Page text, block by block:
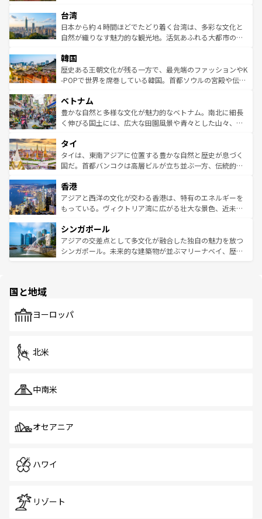
ならではの贅沢な旅のスタイルだ。 なお、新着のアメリカ
情報はコンテンツ一覧を参照してほしい。
れるおもてなしの心で訪れる人々を迎えてくれるハワイの
人々、おいしいローカルフードやハワイアンミュージッ
ク、伝統的なフラダンスなど、すべてがハワイの魅力を彩
ワイを、存分に味わってほしい。 なお、新着のハワイ情報
はコンテンツ一覧を参照してほしい。
リアリーフや大陸中央部にそびえるウルル（エアーズロッ
ク）、タスマニアの美しい原生林やケアンズの熱帯雨林な
ど、見どころがたくさん。また、カフェやワイン、オージ
いる。アクティビティも充実しており、サーフィンやダイ
ビング、ハイキングなど、アウトドア好きにはたまらな
い。オーストラリアの多彩な魅力を存分に味わいつくそ
参照してほしい。
台湾
日本から約４時間ほどでたどり着く台湾は、多彩な文化と
自然が織りなす魅力的な観光地。活気あふれる大都市の台
ン）、静ひつな山岳地帯である台湾東部など、都市の喧騒
と山間の静けさが共存しており、訪れる人に新しい発見と
驚きをもたらしてくれる。また、奥深い台湾の食文化も魅
容にもいいと評判のスイーツなど、バラエティ豊かな料理
が味わえる。 なお、新着の台湾情報は コンテンツ一覧を参
照してほしい。
韓国
歴史ある王朝文化が残る一方で、最先端のファッションやK
-POPで世界を席巻している韓国。首都ソウルの宮殿や伝統
き、地方に足を延ばせば四季折々の自然美を楽しむことが
できる。そして、キムチや焼肉、絶品のストリートフード
まで、さまざまな韓国料理が待っている。夜には、韓国な
リティに包まれながら、韓国の多彩な魅力を心ゆくまで味
わってみてほしい。 なお、新着の韓国情報はコンテンツ一
覧を参照してほしい。
ベトナム
豊かな自然と多様な文化が魅力的なベトナム。南北に細長
く伸びる国土には、広大な田園風景や青々とした山々、世
急速な発展と共に伝統が息づく。ハノイの古い町並みやホ
ーチミン市のフランス統治時代の建物も、独特の雰囲気を
醸し出している。また、バラエティの豊かさとおいしさで
とつ。フォーやバインミー、ベトナムコーヒーなどは、ぜ
ひ現地で味わいたい。どの地域を訪れてもあたたかい人々
が旅行者を迎えてくれるので、きっと忘れられない旅にな
参照してほしい。
タイ
タイは、東南アジアに位置する豊かな自然と歴史が息づく
国だ。首都バンコクは高層ビルが立ち並ぶ一方、伝統的な
の活気が交差している。北部ではチェンマイなどの山岳地
帯で自然と触れ合い、南部ではプーケットやクラビの美し
いビーチでリゾート気分を楽しむことができる。タイ料理
激する。気候は一年中温暖で、どの季節にも異なる楽しみ
が待っている。親しみやすいタイの人々、仏教を中心とし
た文化、そして多様な観光資源が、訪れる旅人を魅了し続
香港
アジアと西洋の文化が交わる香港は、特有のエネルギーを
もっている。ヴィクトリア湾に広がる壮大な景色、近未来
み、どこを訪れても感動するはず。観光スポットが密集し
ており、効率よく見どころを回れるのも魅力。息をのむよ
うな絶景から文化的な体験まで、香港を存分に楽しみ尽く
シンガポール
アジアの交差点として多文化が融合した独自の魅力を放つ
シンガポール。未来的な建築物が並ぶマリーナベイ、歴史
で、ホーカーズは地元の風情を楽しめる外せないスポット
国と地域
ヨーロッパ
北米
中南米
オセアニア
ハワイ
リゾート